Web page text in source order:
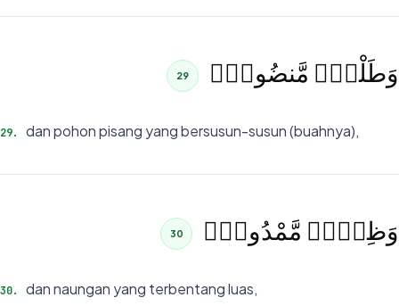
وَطَلْحٍۢ مَّنضُودٍۢ 29
29. dan pohon pisang yang bersusun-susun (buahnya),
وَظِلٍّۢ مَّمْدُودٍۢ 30
30. dan naungan yang terbentang luas,